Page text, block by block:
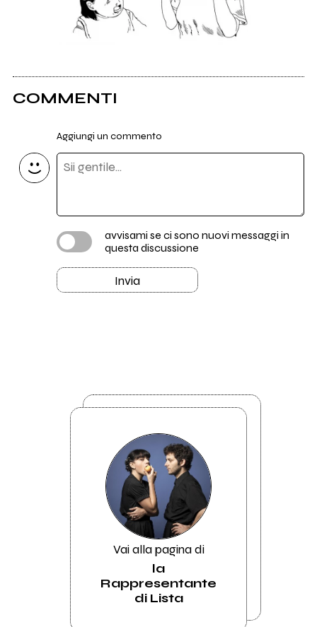
COMMENTI
Aggiungi un commento
avvisami se ci sono nuovi messaggi in
questa discussione
Invia
Vai alla pagina di
la
Rappresentante
di Lista